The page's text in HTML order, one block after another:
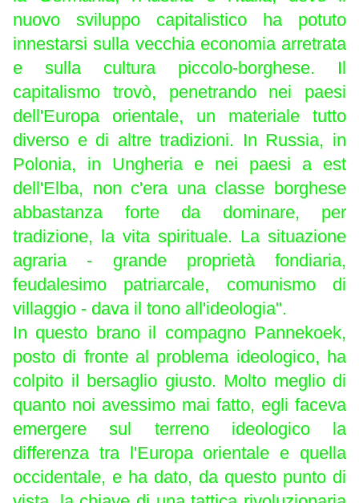
nuovo sviluppo capitalistico ha potuto
innestarsi sulla vecchia economia arretrata
e sulla cultura piccolo-borghese. Il
capitalismo trovò, penetrando nei paesi
dell'Europa orientale, un materiale tutto
diverso e di altre tradizioni. In Russia, in
Polonia, in Ungheria e nei paesi a est
dell'Elba, non c'era una classe borghese
abbastanza forte da dominare, per
tradizione, la vita spirituale. La situazione
agraria - grande proprietà fondiaria,
feudalesimo patriarcale, comunismo di
villaggio - dava il tono all'ideologia".
In questo brano il compagno Pannekoek,
posto di fronte al problema ideologico, ha
colpito il bersaglio giusto. Molto meglio di
quanto noi avessimo mai fatto, egli faceva
emergere sul terreno ideologico la
differenza tra l'Europa orientale e quella
occidentale, e ha dato, da questo punto di